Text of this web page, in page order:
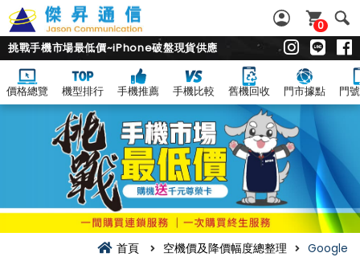
Google
幅
度
總
0
挑戰手機市場最低價~iPhone破盤現貨供應
價格總覽 機型排行 手機推薦 手機比較 舊機回收 門市據點 門
首頁 空機價及降價幅度總整理 Google